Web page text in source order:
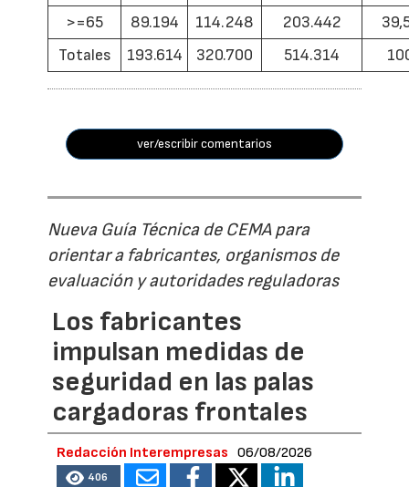
>=65 89.194 114.248 203.442
Totales
193.614 320.700 514.314
ver/escribir comentarios
Nueva Guía Técnica de CEMA para
orientar a fabricantes, organismos de
evaluación y autoridades reguladoras
Los fabricantes
impulsan medidas de
seguridad en las palas
cargadoras frontales
Redacción Interempresas 06/08/2026
406